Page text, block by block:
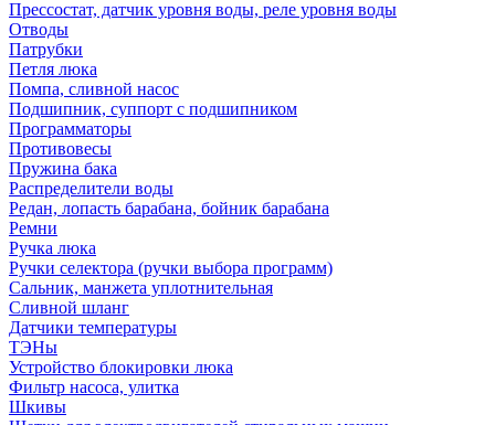
Прессостат, датчик уровня воды, реле уровня воды
Отводы
Патрубки
Петля люка
Помпа, сливной насос
Подшипник, суппорт с подшипником
Программаторы
Противовесы
Пружина бака
Распределители воды
Редан, лопасть барабана, бойник барабана
Ремни
Ручка люка
Ручки селектора (ручки выбора программ)
Сальник, манжета уплотнительная
Сливной шланг
Датчики температуры
ТЭНы
Устройство блокировки люка
Фильтр насоса, улитка
Шкивы